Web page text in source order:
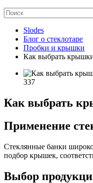
Slodes
Блог о стеклотаре
Пробки и крышки
Как выбрать
337
Как выбрать
Применение
Стеклянные банки
подбор крышек,
Выбор